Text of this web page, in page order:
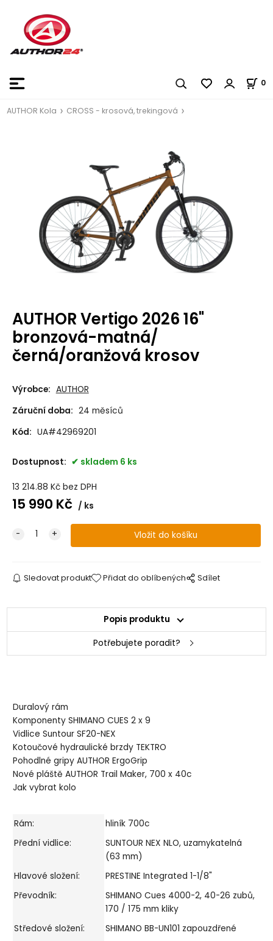
0
AUTHOR Kola CROSS - krosová, trekingová
AUTHOR Vertigo 2026 16"
bronzová-matná/
černá/oranžová krosov
Výrobce: AUTHOR
Záruční doba: 24 měsíců
Kód: UA#42969201
Dostupnost: skladem 6 ks
13 214.88 Kč bez DPH
15 990 Kč ks
Sledovat produkt Přidat do oblíbených Sdílet
Popis produktu
Potřebujete poradit?
Duralový rám
Komponenty SHIMANO CUES 2 x 9
Vidlice Suntour SF20-NEX
Kotoučové hydraulické brzdy TEKTRO
Pohodlné gripy AUTHOR ErgoGrip
Nové pláště AUTHOR Trail Maker, 700 x 40c
Jak vybrat kolo
Rám:
hliník 700c
Přední vidlice:
SUNTOUR NEX NLO, uzamykatelná
(63 mm)
Hlavové složení:
PRESTINE Integrated 1-1/8"
Převodník:
SHIMANO Cues 4000-2, 40-26 zubů,
170 / 175 mm kliky
Středové složení:
SHIMANO BB-UN101 zapouzdřené